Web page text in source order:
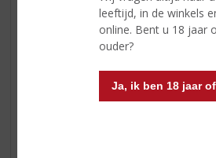
leeftijd, in de winkels
online. Bent u 18 jaar
ouder?
Ja, ik ben 18 jaar
BIER SPECIALS
HUISSPECIALITEITEN